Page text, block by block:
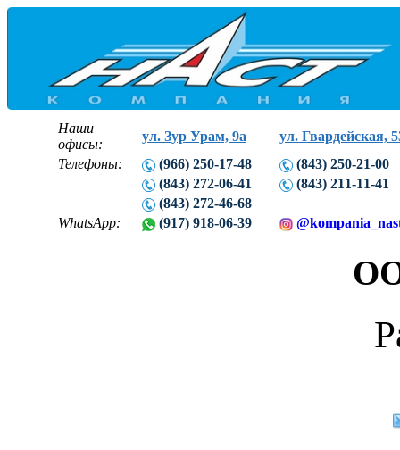
Наши
офисы:
ул. Зур Урам, 9а
ул. Гвардейская,
Телефоны:
(966) 250-17-48
(843) 250-21-00
(843) 272-06-41
(843) 211-11-41
(843) 272-46-68
WhatsApp:
(917) 918-06-39